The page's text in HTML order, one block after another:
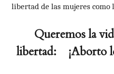
libertad de las mujeres como
Queremos la
libertad: ¡Aborto